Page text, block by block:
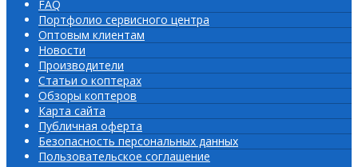
FAQ
Портфолио сервисного центра
Оптовым клиентам
Новости
Производители
Статьи о коптерах
Обзоры коптеров
Карта сайта
Публичная оферта
Безопасность персональных данных
Пользовательское соглашение